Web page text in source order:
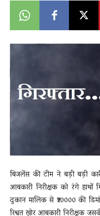
Breaking
News
बिजलेंस की टीम ने बड़ी बड़ी
आबकारी निरीक्षक को रंगे हाथों
दुकान मालिक से ₹30000 की